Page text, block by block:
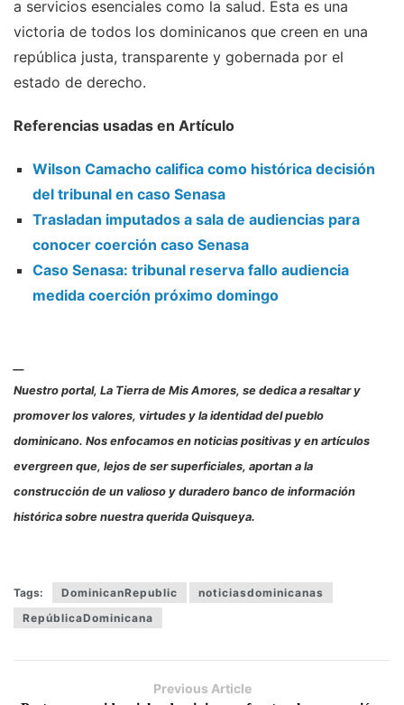
a servicios esenciales como la salud. Esta es una
victoria de todos los dominicanos que creen en una
república justa, transparente y gobernada por el
estado de derecho.
Referencias usadas en Artículo
Wilson Camacho califica como histórica decisión
del tribunal en caso Senasa
Trasladan imputados a sala de audiencias para
conocer coerción caso Senasa
Caso Senasa: tribunal reserva fallo audiencia
medida coerción próximo domingo
Nuestro portal, La Tierra de Mis Amores, se dedica a resaltar y
promover los valores, virtudes y la identidad del pueblo
dominicano. Nos enfocamos en noticias positivas y en artículos
evergreen que, lejos de ser superficiales, aportan a la
construcción de un valioso y duradero banco de información
histórica sobre nuestra querida Quisqueya.
Tags: DominicanRepublic
noticiasdominicanas
RepúblicaDominicana
Previous Article